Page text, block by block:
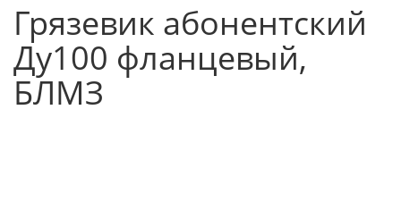
Грязевик абонентский
Ду100 фланцевый,
БЛМЗ